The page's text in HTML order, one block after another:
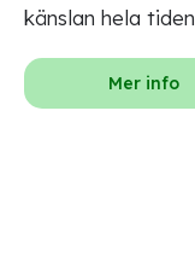
känslan hela tiden
Mer info